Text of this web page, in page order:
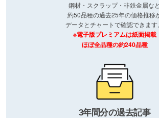
鋼材・スクラップ・非鉄金属な
約50品種の過去25年の価格推移
データとチャートで確認できます。
※電子版プレミアムは紙面掲載
ほぼ全品種の約240品種
3年間分の過去記事